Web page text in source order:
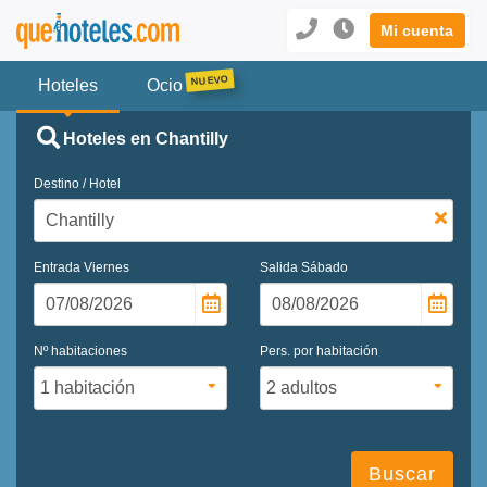
Mi cuenta
Hoteles Ocio
Hoteles en Chantilly
Destino / Hotel
Entrada Viernes Salida Sábado
Nº habitaciones Pers. por habitación
Buscar